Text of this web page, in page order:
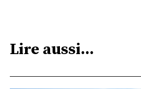
Lire aussi...